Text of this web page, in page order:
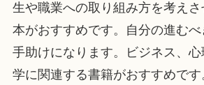
生や職業への取り組み方を考え
本がおすすめです。自分の進む
手助けになります。ビジネス、
学に関連する書籍がおすすめです